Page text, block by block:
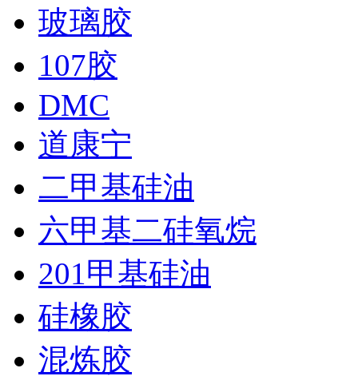
玻璃胶
107胶
DMC
道康宁
二甲基硅油
六甲基二硅氧烷
201甲基硅油
硅橡胶
混炼胶